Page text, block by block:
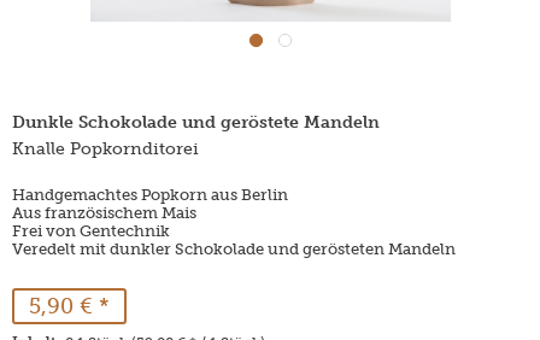
Dunkle Schokolade und geröstete Mandeln
Knalle Popkornditorei
Handgemachtes Popkorn aus Berlin
Aus französischem Mais
Frei von Gentechnik
Veredelt mit dunkler Schokolade und gerösteten Mandeln
5,90 € *